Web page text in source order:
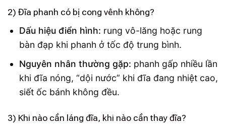
2) Đĩa phanh có bị cong vênh không?
Dấu hiệu điển hình: rung vô-lăng hoặc rung
bàn đạp khi phanh ở tốc độ trung bình.
Nguyên nhân thường gặp: phanh gấp nhiều lần
khi đĩa nóng, “dội nước” khi đĩa đang nhiệt cao,
siết ốc bánh không đều.
3) Khi nào cần láng đĩa, khi nào cần thay đĩa?